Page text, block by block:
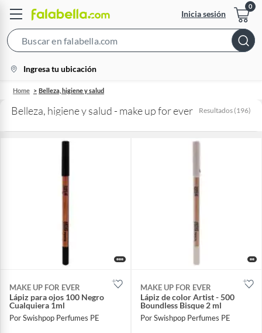
Inicia sesión
Bar
location-
icon
Ingresa tu ubicación
Home Belleza, higiene y salud
Belleza, higiene y salud - make up for ever Resultados (196)
MAKE UP FOR EVER
Lápiz para ojos 100 Negro
Cualquiera 1ml
Por Swishpop Perfumes PE
MAKE UP FOR EVER
Lápiz de color Artist - 500
Boundless Bisque 2 ml
Por Swishpop Perfumes PE